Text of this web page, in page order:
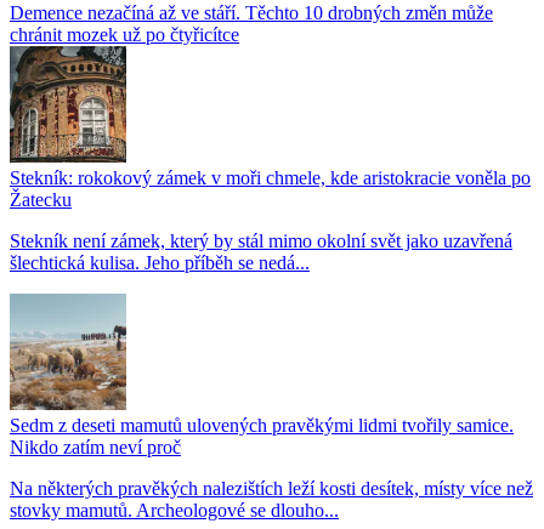
Demence nezačíná až ve stáří. Těchto 10 drobných změn může
chránit mozek už po čtyřicítce
Stekník: rokokový zámek v moři chmele, kde aristokracie voněla po
Žatecku
Stekník není zámek, který by stál mimo okolní svět jako uzavřená
šlechtická kulisa. Jeho příběh se nedá...
Sedm z deseti mamutů ulovených pravěkými lidmi tvořily samice.
Nikdo zatím neví proč
Na některých pravěkých nalezištích leží kosti desítek, místy více než
stovky mamutů. Archeologové se dlouho...